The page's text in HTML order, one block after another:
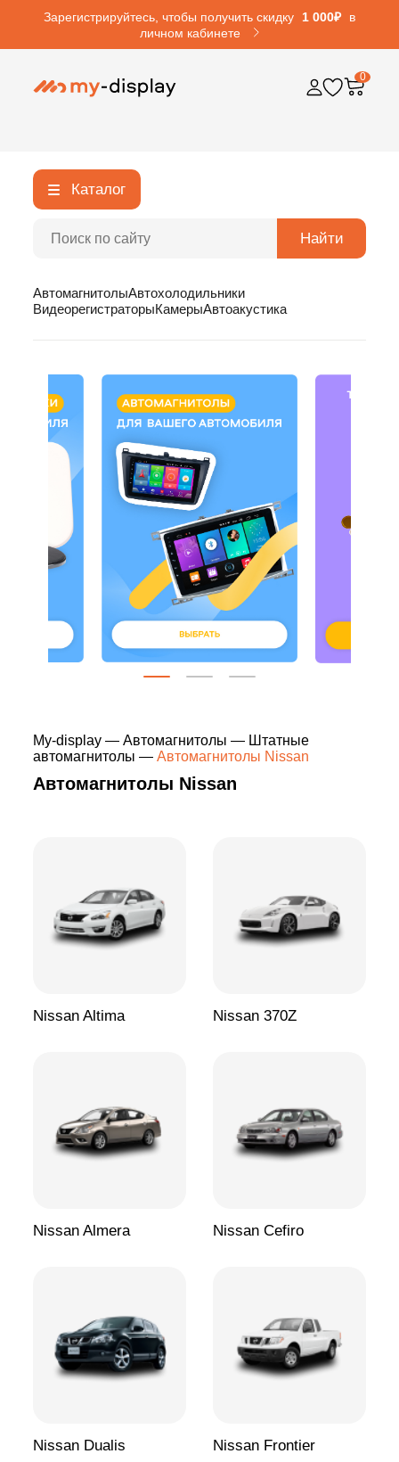
Зарегистрируйтесь, чтобы получить скидку 1 000₽
в
личном кабинете
0
Каталог
Найти
АвтомагнитолыАвтохолодильники
ВидеорегистраторыКамерыАвтоакустика
My-display — Автомагнитолы — Штатные
автомагнитолы — Автомагнитолы Nissan
Автомагнитолы Nissan
Nissan Altima Nissan 370Z
Nissan Almera Nissan Cefiro
Nissan Dualis Nissan Frontier